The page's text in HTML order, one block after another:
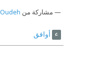
مشاركة من
أوافق